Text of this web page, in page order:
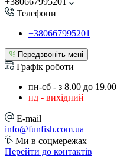
Телефони
+380667995201
Передзвоніть мені
Графік роботи
пн-сб - з 8.00 до 19.00
нд - вихідний
E-mail
info@funfish.com.ua
Ми в соцмережах
Перейти до контактів